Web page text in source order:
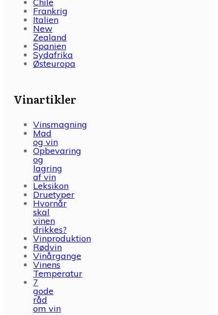
Chile
Frankrig
Italien
New
Zealand
Spanien
Sydafrika
Østeuropa
Vinartikler
Vinsmagning
Mad
og vin
Opbevaring
og
lagring
af vin
Leksikon
Druetyper
Hvornår
skal
vinen
drikkes?
Vinproduktion
Rødvin
Vinårgange
Vinens
Temperatur
7
gode
råd
om vin